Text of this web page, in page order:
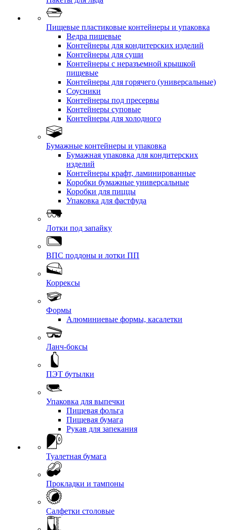
Пищевые пластиковые контейнеры и упаковка
Ведра пищевые
Контейнеры для кондитерских изделий
Контейнеры для суши
Контейнеры с неразъемной крышкой
пищевые
Контейнеры для горячего (универсальные)
Соусники
Контейнеры под пресервы
Контейнеры суповые
Контейнеры для холодного
Бумажные контейнеры и упаковка
Бумажная упаковка для кондитерских
изделий
Контейнеры крафт, ламинированные
Коробки бумажные универсальные
Коробки для пиццы
Упаковка для фастфуда
Лотки под запайку
ВПС поддоны и лотки ПП
Коррексы
Формы
Алюминиевые формы, касалетки
Ланч-боксы
ПЭТ бутылки
Упаковка для выпечки
Пищевая фольга
Пищевая бумага
Рукав для запекания
Туалетная бумага
Прокладки и тампоны
Салфетки столовые